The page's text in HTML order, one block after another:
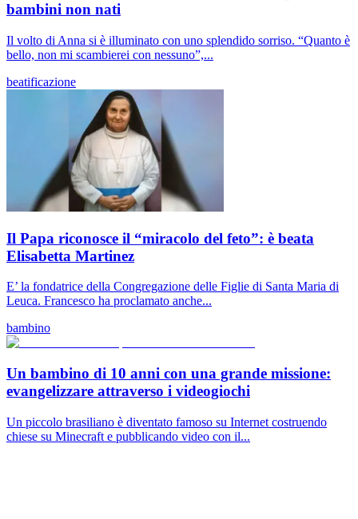
bambini non nati
Il volto di Anna si è illuminato con uno splendido sorriso. “Quanto è
bello, non mi scambierei con nessuno”,...
beatificazione
Il Papa riconosce il “miracolo del feto”: è beata
Elisabetta Martinez
E’ la fondatrice della Congregazione delle Figlie di Santa Maria di
Leuca. Francesco ha proclamato anche...
bambino
Un bambino di 10 anni con una grande missione:
evangelizzare attraverso i videogiochi
Un piccolo brasiliano è diventato famoso su Internet costruendo
chiese su Minecraft e pubblicando video con il...